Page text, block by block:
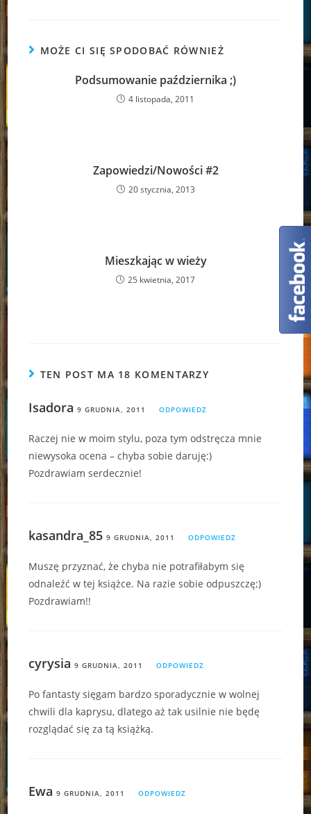
MOŻE CI SIĘ SPODOBAĆ RÓWNIEŻ
Podsumowanie października ;)
4 listopada, 2011
Zapowiedzi/Nowości #2
20 stycznia, 2013
Mieszkając w wieży
25 kwietnia, 2017
TEN POST MA 18 KOMENTARZY
Isadora 9 GRUDNIA, 2011 ODPOWIEDZ
Raczej nie w moim stylu, poza tym odstręcza mnie
niewysoka ocena – chyba sobie daruję:)
Pozdrawiam serdecznie!
kasandra_85 9 GRUDNIA, 2011 ODPOWIEDZ
Muszę przyznać, że chyba nie potrafiłabym się
odnaleźć w tej książce. Na razie sobie odpuszczę;)
Pozdrawiam!!
cyrysia 9 GRUDNIA, 2011 ODPOWIEDZ
Po fantasty sięgam bardzo sporadycznie w wolnej
chwili dla kaprysu, dlatego aż tak usilnie nie będę
rozglądać się za tą książką.
Ewa 9 GRUDNIA, 2011 ODPOWIEDZ